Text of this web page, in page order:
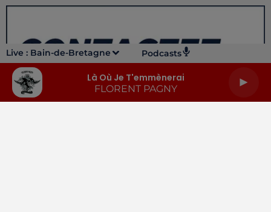
Live : Bain-de-Bretagne Podcasts
Là Où Je T'emmènerai
FLORENT PAGNY